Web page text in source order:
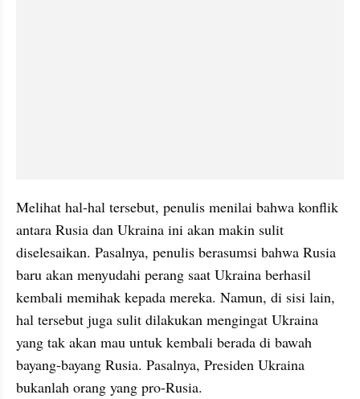
Melihat hal-hal tersebut, penulis menilai bahwa konflik
antara Rusia dan Ukraina ini akan makin sulit
diselesaikan. Pasalnya, penulis berasumsi bahwa Rusia
baru akan menyudahi perang saat Ukraina berhasil
kembali memihak kepada mereka. Namun, di sisi lain,
hal tersebut juga sulit dilakukan mengingat Ukraina
yang tak akan mau untuk kembali berada di bawah
bayang-bayang Rusia. Pasalnya, Presiden Ukraina
bukanlah orang yang pro-Rusia.